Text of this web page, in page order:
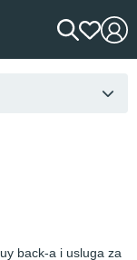
back-a i usluga za